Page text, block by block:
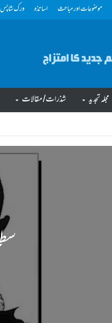
موضوعات اور مباحث اساتذہ ورک شاپس
مجلہ تجدید شذرات/ مقالات